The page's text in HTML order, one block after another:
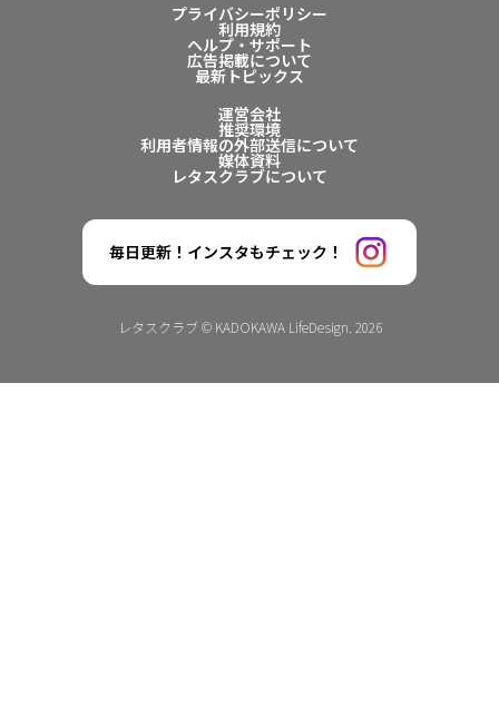
プライバシーポリシー
利用規約
ヘルプ・サポート
広告掲載について
最新トピックス
運営会社
推奨環境
利用者情報の外部送信について
媒体資料
レタスクラブについて
毎日更新！インスタもチェック！
レタスクラブ © KADOKAWA LifeDesign. 2026